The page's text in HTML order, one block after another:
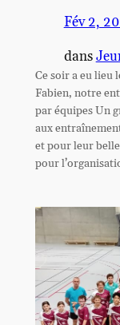
Fév 2,
dans
Ce soir a eu lieu
Fabien, notre
par équipes Un
aux
et pour leur
pour